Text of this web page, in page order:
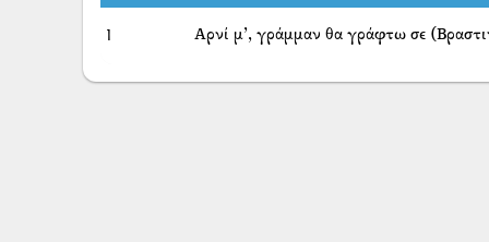
1 Αρνί μ’, γράμμαν θα γράφτω σε